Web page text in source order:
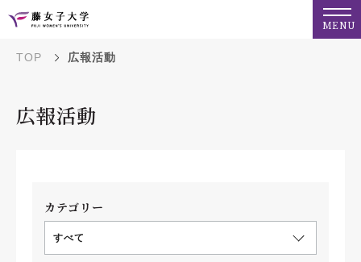
MENU
TOP 広報活動
広報活動
カテゴリー
すべて